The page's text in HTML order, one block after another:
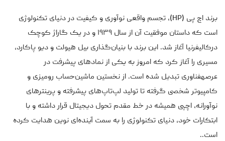
برند اچ پی (HP)، تجسم واقعی نوآوری و کیفیت در دنیای تکنولوژی
است که داستان موفقیت آن از سال ۱۹۳۹ و در یک گاراژ کوچک
درکالیفرنیا آغاز شد. این برند با بنیان‌گذاری بیل هیولت و دیو پاکارد،
مسیری را آغاز کرد که امروز به یکی از نمادهای پیشرفت در
عرصهفناوری تبدیل شده است. از نخستین ماشین‌حساب رومیزی و
کامپیوتر شخصی گرفته تا تولید لپ‌تاپ‌های پیشرفته و پرینترهای
نوآورانه، اچپی همیشه در خط مقدم تحول دیجیتال قرار داشته و با
ابتکارات خود، دنیای تکنولوژی را به سمت آینده‌ای نوین هدایت کرده
است..